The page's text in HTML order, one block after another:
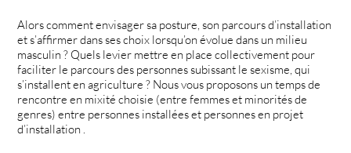
Alors comment envisager sa posture, son parcours d’installation
et s’affirmer dans ses choix lorsqu’on évolue dans un milieu
masculin ? Quels levier mettre en place collectivement pour
faciliter le parcours des personnes subissant le sexisme, qui
s’installent en agriculture ? Nous vous proposons un temps de
rencontre en mixité choisie (entre femmes et minorités de
genres) entre personnes installées et personnes en projet
d’installation .